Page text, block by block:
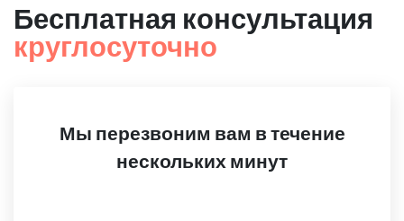
Бесплатная консультация
круглосуточно
Мы перезвоним вам в течение
нескольких минут